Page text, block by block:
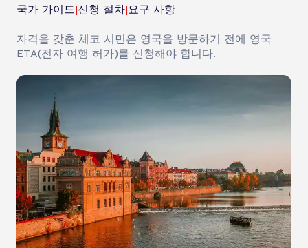
국가 가이드|신청 절차|요구 사항
자격을 갖춘 체코 시민은 영국을 방문하기 전에 영국
ETA(전자 여행 허가)를 신청해야 합니다.